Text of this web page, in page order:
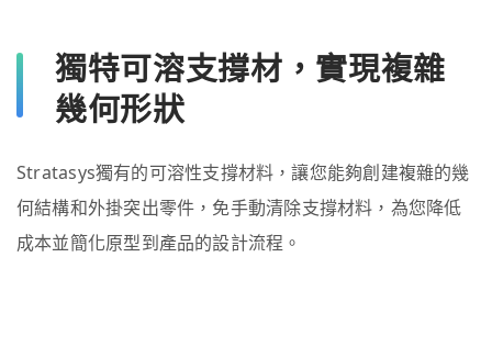
獨特可溶支撐材，實現複雜
幾何形狀
Stratasys獨有的可溶性支撐材料，讓您能夠創建複雜的幾
何結構和外掛突出零件，免手動清除支撐材料，為您降低
成本並簡化原型到產品的設計流程。